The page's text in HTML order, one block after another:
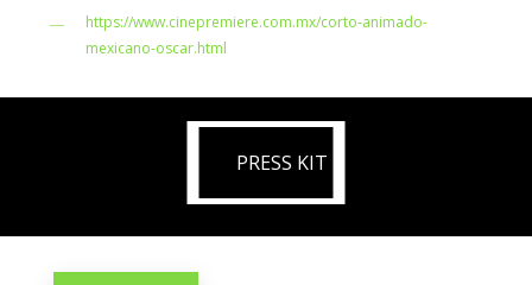
https://www.cinepremiere.com.mx/corto-animado-
mexicano-oscar.html
PRESS KIT
PRESS KIT